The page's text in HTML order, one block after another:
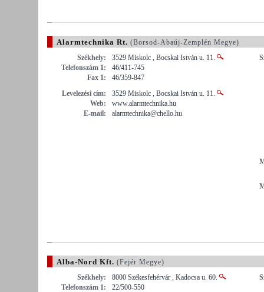
Alarmtechnika Rt. (Borsod-Abaúj-Zemplén Megye)
Székhely:
3529 Miskolc , Bocskai István u. 11.
Telefonszám 1:
46/411-745
Fax 1:
46/359-847
Levelezési cím:
3529 Miskolc , Bocskai István u. 11.
Web:
www.alarmtechnika.hu
E-mail:
alarmtechnika@chello.hu
Alba-Nord Kft. (Fejér Megye)
Székhely:
8000 Székesfehérvár , Kadocsa u. 60.
Telefonszám 1:
22/500-550